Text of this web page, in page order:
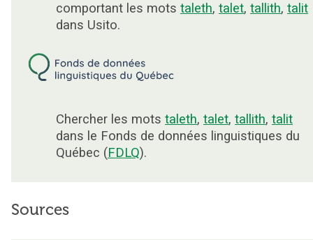
comportant les mots taleth, talet, tallith, talit
dans Usito.
Chercher les mots taleth, talet, tallith, talit
dans le Fonds de données linguistiques du
Québec (FDLQ).
Sources